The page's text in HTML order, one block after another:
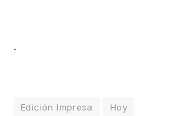
.
Edición Impresa Hoy